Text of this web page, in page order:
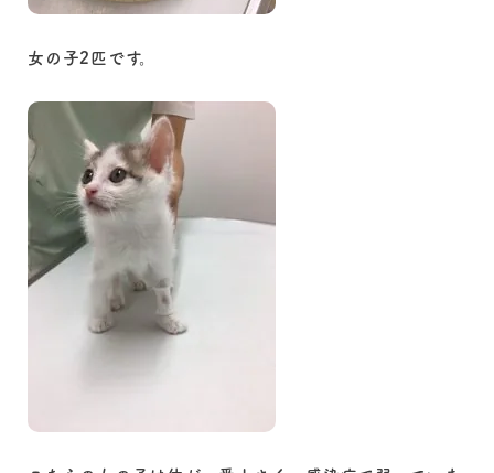
女の子2匹です。